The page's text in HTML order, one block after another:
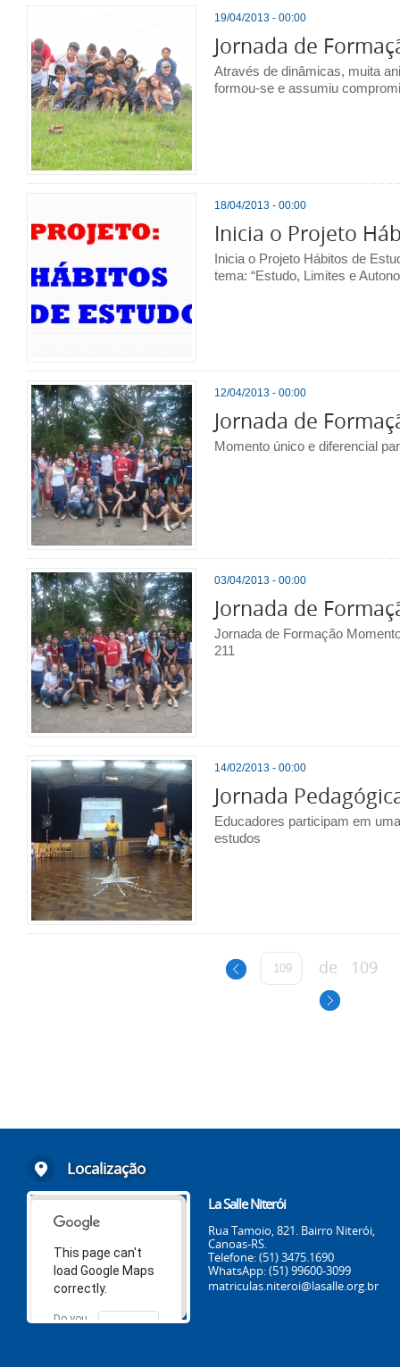
19/04/2013 - 00:00
Jornada de
Através de dinâmicas, muita
formou-se e assumiu
18/04/2013 - 00:00
Inicia o Projeto
Inicia o Projeto Hábitos de
tema: “Estudo, Limites e
12/04/2013 - 00:00
Jornada de
Momento único e diferencial
03/04/2013 - 00:00
Jornada de
Jornada de Formação
211
14/02/2013 - 00:00
Jornada
Educadores participam em
estudos
de 109
Localização
This page can't
load Google Maps
correctly.
Do you
OK
La Salle Niterói
Rua Tamoio, 821. Bairro Niterói,
Canoas-RS.
Telefone: (51) 3475.1690
WhatsApp: (51) 99600-3099
matriculas.niteroi@lasalle.org.br